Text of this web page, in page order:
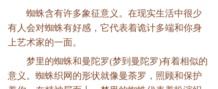
蜘蛛含有许多象征意义。在现实生活中很少
有人会对蜘蛛有好感，它代表着诡计多端和你身
上艺术家的一面。
梦里的蜘蛛和曼陀罗(梦到曼陀罗)有着相似的
意义。蜘蛛织网的形状就像曼荼罗，照顾和保护